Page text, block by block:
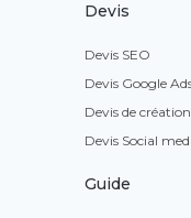
Devis
Devis SEO
Devis Google
Devis de
Devis Social
Guide